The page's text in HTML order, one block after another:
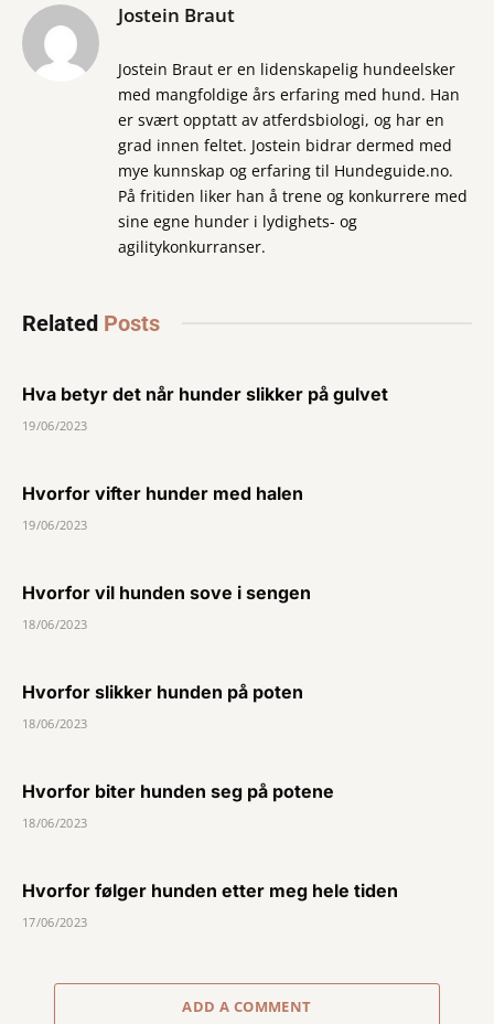
Jostein Braut
Jostein Braut er en lidenskapelig hundeelsker
med mangfoldige års erfaring med hund. Han
er svært opptatt av atferdsbiologi, og har en
grad innen feltet. Jostein bidrar dermed med
mye kunnskap og erfaring til Hundeguide.no.
På fritiden liker han å trene og konkurrere med
sine egne hunder i lydighets- og
agilitykonkurranser.
Related Posts
Hva betyr det når hunder slikker på gulvet
19/06/2023
Hvorfor vifter hunder med halen
19/06/2023
Hvorfor vil hunden sove i sengen
18/06/2023
Hvorfor slikker hunden på poten
18/06/2023
Hvorfor biter hunden seg på potene
18/06/2023
Hvorfor følger hunden etter meg hele tiden
17/06/2023
ADD A COMMENT